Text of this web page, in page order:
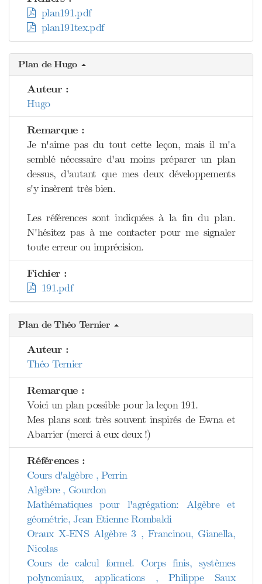
plan191.pdf
plan191tex.pdf
Plan de Hugo
Auteur :
Hugo
Remarque :
Je n'aime pas du tout cette leçon, mais il m'a
semblé nécessaire d'au moins préparer un plan
dessus, d'autant que mes deux développements
s'y insèrent très bien.
Les références sont indiquées à la fin du plan.
N'hésitez pas à me contacter pour me signaler
toute erreur ou imprécision.
Fichier :
191.pdf
Plan de Théo Ternier
Auteur :
Théo Ternier
Remarque :
Voici un plan possible pour la leçon 191.
Mes plans sont très souvent inspirés de Ewna et
Abarrier (merci à eux deux !)
Références :
Cours d'algèbre , Perrin
Algèbre , Gourdon
Mathématiques pour l'agrégation: Algèbre et
géométrie, Jean Etienne Rombaldi
Oraux X-ENS Algèbre 3 , Francinou, Gianella,
Nicolas
Cours de calcul formel. Corps finis, systèmes
polynomiaux, applications , Philippe Saux